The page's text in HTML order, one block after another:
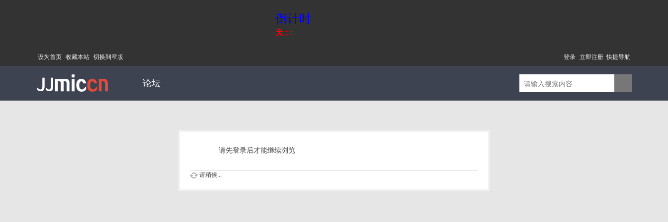
倒计时
天 : :
设为首页 收藏本站 切换到窄版 快捷导航
登录 立即注册
论坛
请先登录后才能继续浏览
请稍候...